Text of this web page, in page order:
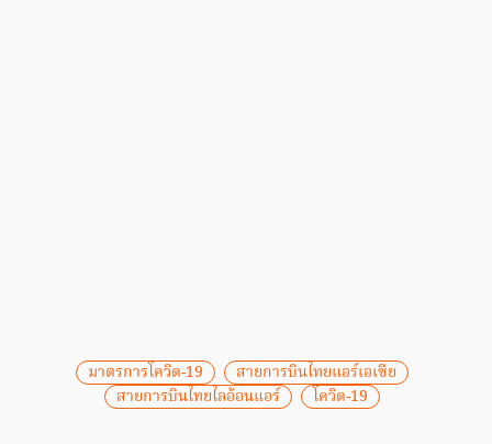
มาตรการโควิด-19
สายการบินไทยแอร์เอเซีย
สายการบินไทยไลอ้อนแอร์
โควิด-19